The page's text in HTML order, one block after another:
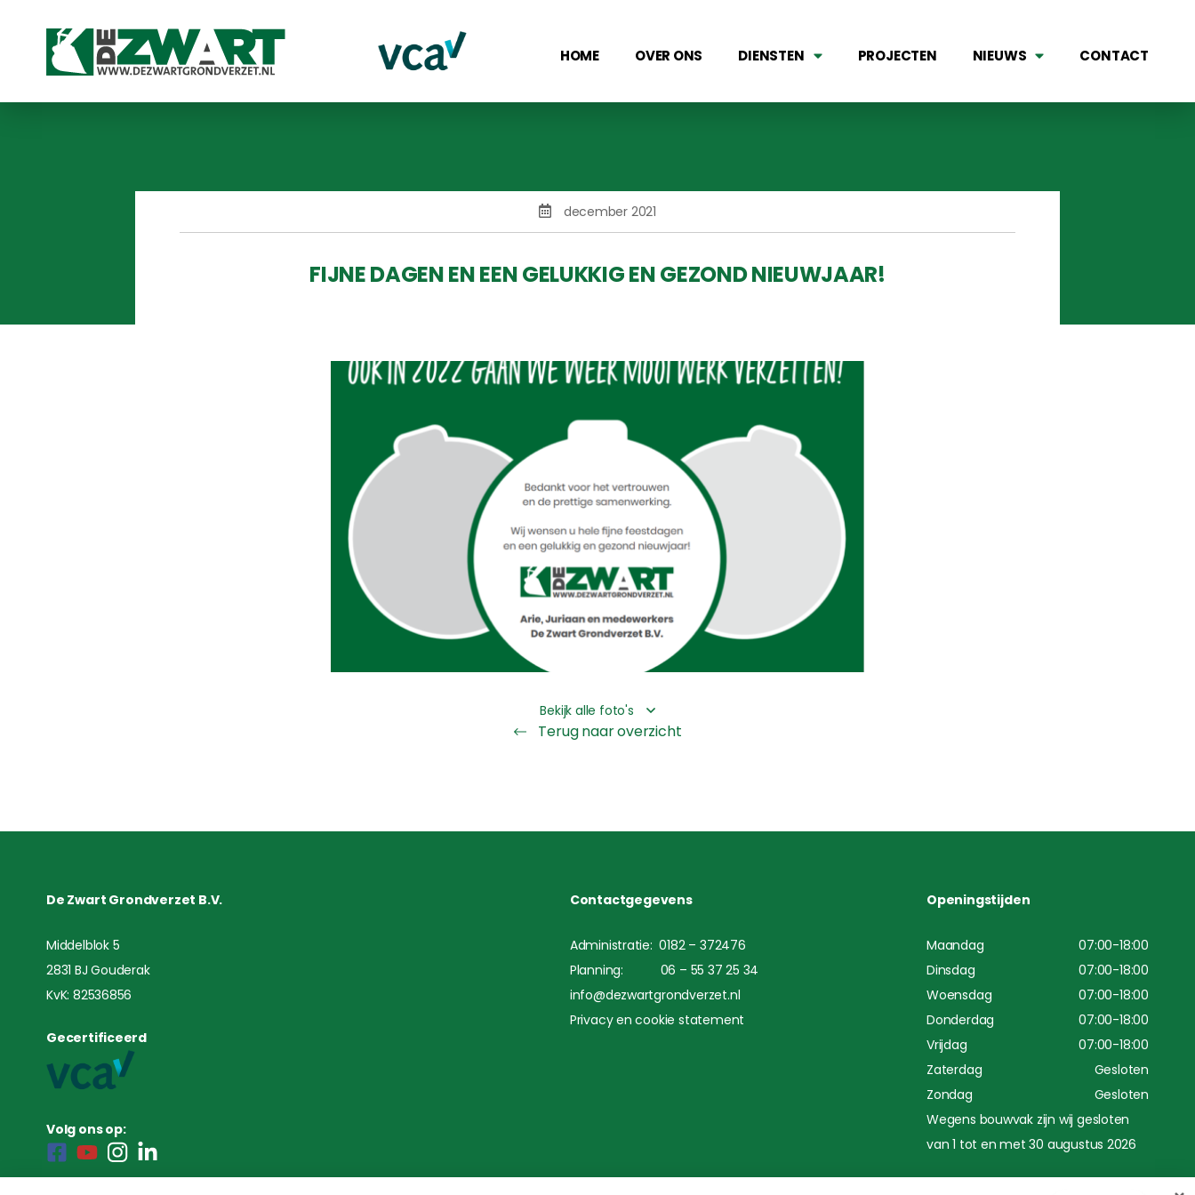
HOME OVER ONS DIENSTEN PROJECTEN NIEUWS CONTACT
december 2021
FIJNE DAGEN EN EEN GELUKKIG EN GEZOND NIEUWJAAR!
Bekijk alle foto's
Terug naar overzicht
De Zwart Grondverzet B.V.
Middelblok 5
2831 BJ Gouderak
KvK: 82536856
Gecertificeerd
Volg ons op:
Contactgegevens
Administratie: 0182 – 372476
Planning: 06 – 55 37 25 34
info@dezwartgrondverzet.nl
Privacy en cookie statement
Openingstijden
Maandag
07:00-18:00
Dinsdag
07:00-18:00
Woensdag
07:00-18:00
Donderdag
07:00-18:00
Vrijdag
07:00-18:00
Zaterdag
Gesloten
Zondag
Gesloten
Wegens bouwvak zijn wij gesloten
van 1 tot en met 30 augustus 2026